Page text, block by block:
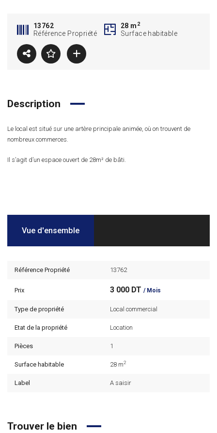
13762
Référence Propriété
28 m 2
Surface habitable
Description
Le local est situé sur une artère principale animée, où on trouvent de
nombreux commerces.
Il s’agit d’un espace ouvert de 28m² de bâti.
Vue d'ensemble
Référence Propriété 13762
Prix 3 000 DT / Mois
Type de propriété Local commercial
Etat de la propriété Location
Pièces 1
Surface habitable 28 m2
Label A saisir
Trouver le bien